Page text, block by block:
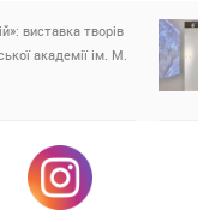
виставка творів
академії ім. М.